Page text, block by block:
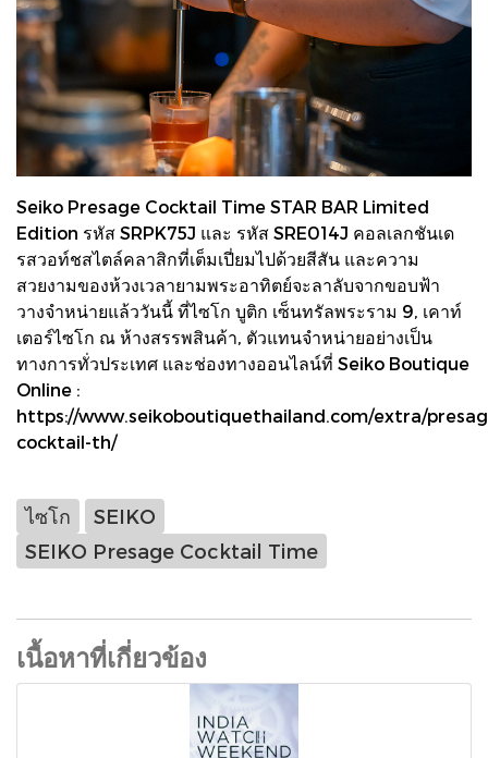
Seiko Presage Cocktail Time STAR BAR Limited
Edition รหัส SRPK75J และ รหัส SRE014J คอลเลกชันเด
รสวอท์ชสไตล์คลาสิกที่เต็มเปี่ยมไปด้วยสีสัน และความ
สวยงามของห้วงเวลายามพระอาทิตย์จะลาลับจากขอบฟ้า
วางจำหน่ายแล้ววันนี้ ที่ไซโก บูติก เซ็นทรัลพระราม 9, เคาท์
เตอร์ไซโก ณ ห้างสรรพสินค้า, ตัวแทนจำหน่ายอย่างเป็น
ทางการทั่วประเทศ และช่องทางออนไลน์ที่ Seiko Boutique
Online :
https://www.seikoboutiquethailand.com/extra/
cocktail-th/
ไซโก
SEIKO
SEIKO Presage Cocktail Time
เนื้อหาที่เกี่ยวข้อง